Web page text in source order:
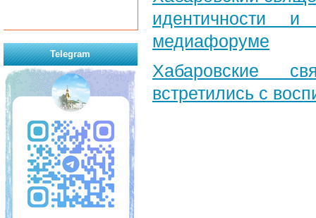
идентичности
медиафоруме
Хабаровские
встретились с
Telegram